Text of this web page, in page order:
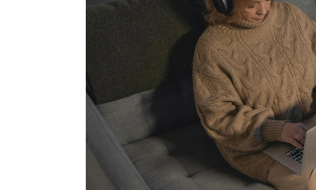
Wat is Isolatiefolie
Isolatiefolie voor de vloer, vaak gemaakt
materiaal, dient als een barrière tegen
warmte die anders door de vloer zou
verschillende manieren worden toegepast,
van de woning.